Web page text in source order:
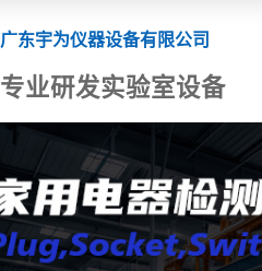
广东宇为仪器设备有限公司
专业研发实验室设备